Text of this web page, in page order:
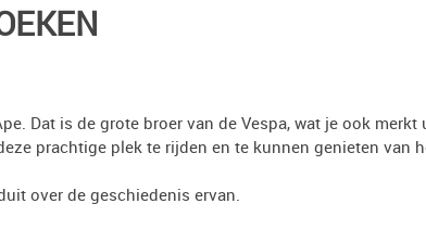
Dat is de grote broer van de Vespa, wat je ook merkt
prachtige plek te rijden en te kunnen genieten van
over de geschiedenis ervan.